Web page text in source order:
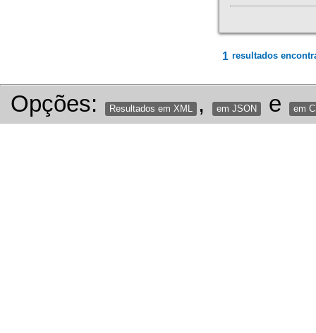
1 resultados
Opções: Resultados em XML , em JSON e em